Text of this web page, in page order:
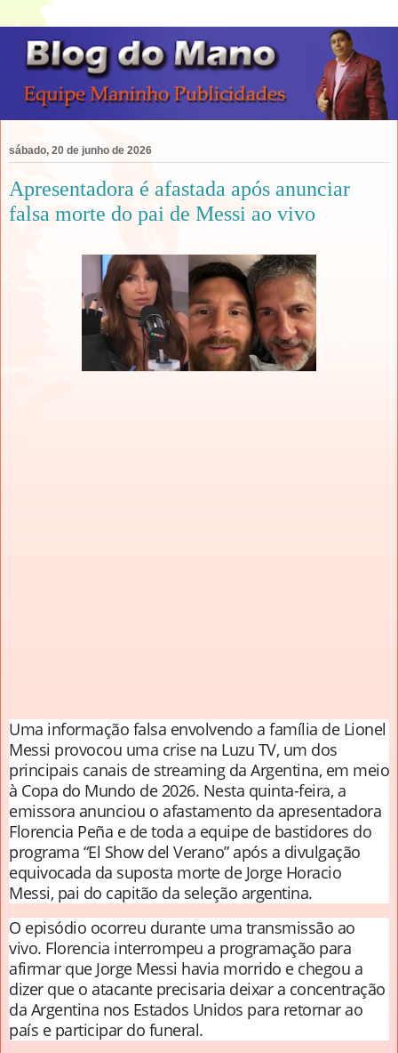
sábado, 20 de junho de 2026
Apresentadora é afastada após anunciar
falsa morte do pai de Messi ao vivo
Uma informação falsa envolvendo a família de Lionel
Messi provocou uma crise na Luzu TV, um dos
principais canais de streaming da Argentina, em meio
à Copa do Mundo de 2026. Nesta quinta-feira, a
emissora anunciou o afastamento da apresentadora
Florencia Peña e de toda a equipe de bastidores do
programa “El Show del Verano” após a divulgação
equivocada da suposta morte de Jorge Horacio
Messi, pai do capitão da seleção argentina.
O episódio ocorreu durante uma transmissão ao
vivo. Florencia interrompeu a programação para
afirmar que Jorge Messi havia morrido e chegou a
dizer que o atacante precisaria deixar a concentração
da Argentina nos Estados Unidos para retornar ao
país e participar do funeral.